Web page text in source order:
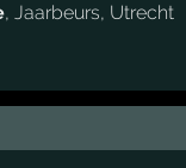
, Jaarbeurs, Utrecht